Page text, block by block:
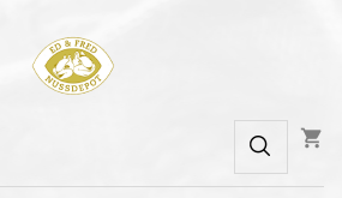
shopping_cart